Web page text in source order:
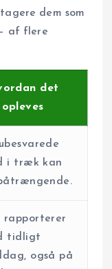
dem som
– af flere
det
opleves
i træk kan
rapporterer
tidligt
også på